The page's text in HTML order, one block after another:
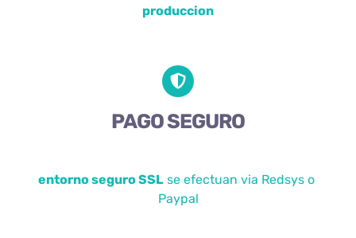
produccion
PAGO SEGURO
entorno seguro SSL se efectuan via Redsys o
Paypal